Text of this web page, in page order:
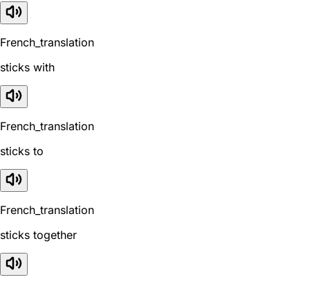
French_translation
sticks with
French_translation
sticks to
French_translation
sticks together